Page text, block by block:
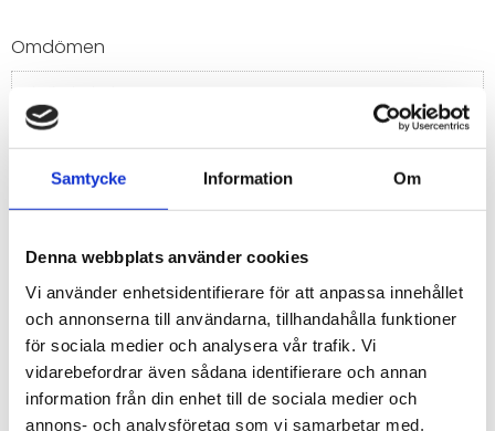
Samtycke Information Om
Denna webbplats använder cookies
Vi använder enhetsidentifierare för att anpassa innehållet
och annonserna till användarna, tillhandahålla funktioner
för sociala medier och analysera vår trafik. Vi
vidarebefordrar även sådana identifierare och annan
information från din enhet till de sociala medier och
annons- och analysföretag som vi samarbetar med.
Omdömen
Bli den första att lämna ett omdöme.